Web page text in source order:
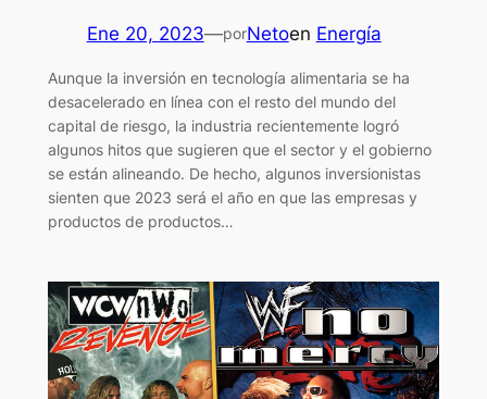
Ene 20, 2023—porNetoen Energía
Aunque la inversión en tecnología alimentaria se ha
desacelerado en línea con el resto del mundo del
capital de riesgo, la industria recientemente logró
algunos hitos que sugieren que el sector y el gobierno
se están alineando. De hecho, algunos inversionistas
sienten que 2023 será el año en que las empresas y
productos de productos…